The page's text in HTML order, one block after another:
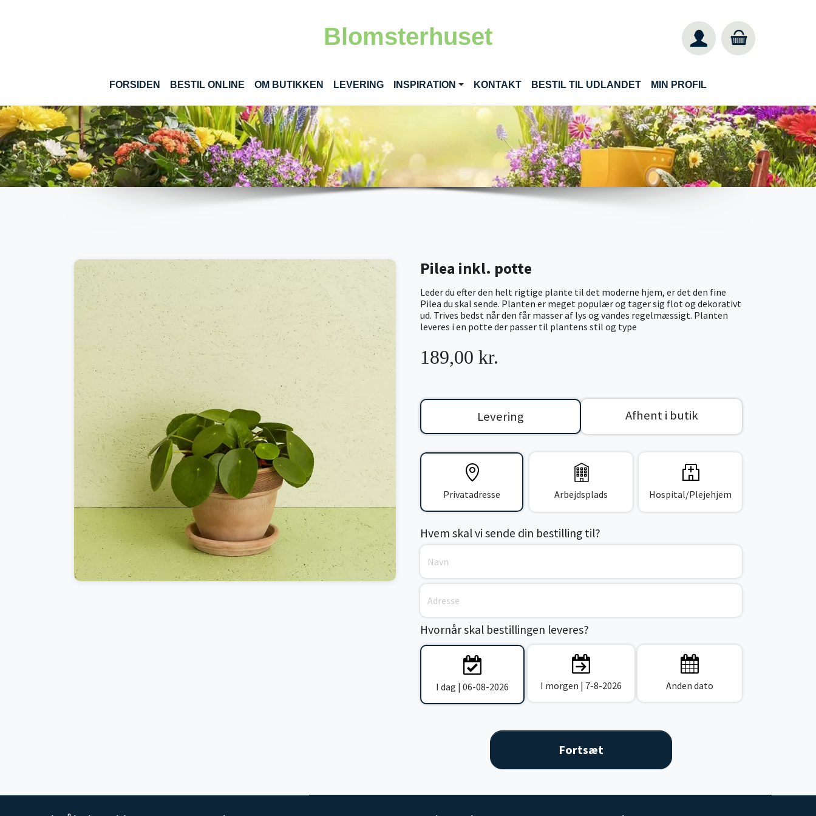
Blomsterhuset
FORSIDEN BESTIL ONLINE(CURRENT)
OM BUTIKKEN LEVERING INSPIRATION KONTAKT BESTIL TIL UDLANDET MIN PROFIL
Pilea inkl. potte
Leder du efter den helt rigtige plante til det moderne hjem, er det den fine
Pilea du skal sende. Planten er meget populær og tager sig flot og dekorativt
ud. Trives bedst når den får masser af lys og vandes regelmæssigt. Planten
leveres i en potte der passer til plantens stil og type
189,00 kr.
Levering Afhent i butik
Privatadresse Arbejdsplads Hospital/Plejehjem
Hvem skal vi sende din bestilling til?
Hvornår skal bestillingen leveres?
I dag | 06-08-2026 I morgen | 7-8-2026 Anden dato